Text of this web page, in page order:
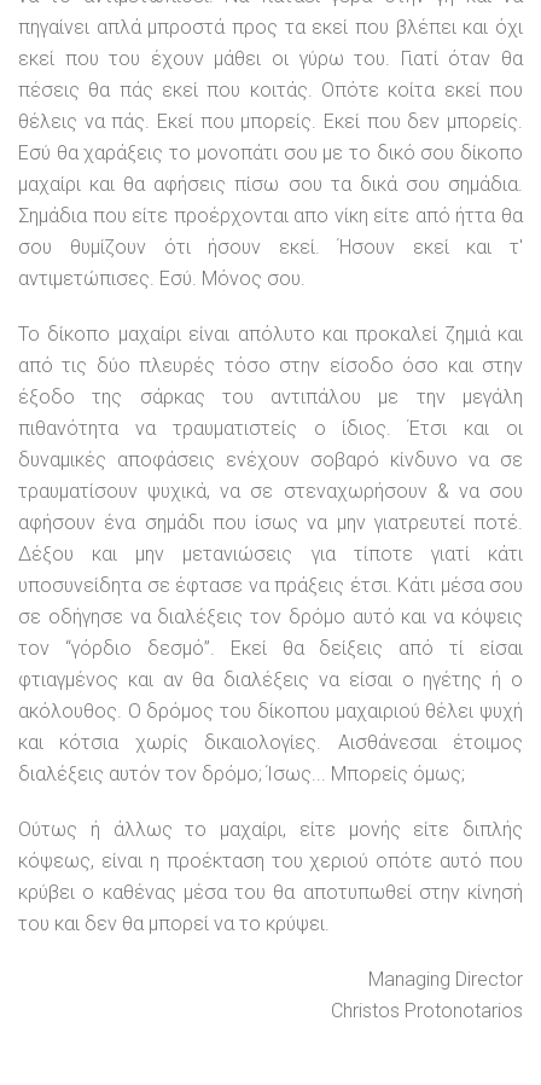
πηγαίνει απλά μπροστά προς τα εκεί που βλέπει και όχι
εκεί που του έχουν μάθει οι γύρω του. Γιατί όταν θα
πέσεις θα πάς εκεί που κοιτάς. Οπότε κοίτα εκεί που
θέλεις να πάς. Εκεί που μπορείς. Εκεί που δεν μπορείς.
Εσύ θα χαράξεις το μονοπάτι σου με το δικό σου δίκοπο
μαχαίρι και θα αφήσεις πίσω σου τα δικά σου σημάδια.
Σημάδια που είτε προέρχονται απο νίκη είτε από ήττα θα
σου θυμίζουν ότι ήσουν εκεί. Ήσουν εκεί και τ'
αντιμετώπισες. Εσύ. Μόνος σου.
Το δίκοπο μαχαίρι είναι απόλυτο και προκαλεί ζημιά και
από τις δύο πλευρές τόσο στην είσοδο όσο και στην
έξοδο της σάρκας του αντιπάλου με την μεγάλη
πιθανότητα να τραυματιστείς ο ίδιος. Έτσι και οι
δυναμικές αποφάσεις ενέχουν σοβαρό κίνδυνο να σε
τραυματίσουν ψυχικά, να σε στεναχωρήσουν & να σου
αφήσουν ένα σημάδι που ίσως να μην γιατρευτεί ποτέ.
Δέξου και μην μετανιώσεις για τίποτε γιατί κάτι
υποσυνείδητα σε έφτασε να πράξεις έτσι. Κάτι μέσα σου
σε οδήγησε να διαλέξεις τον δρόμο αυτό και να κόψεις
τον “γόρδιο δεσμό”. Εκεί θα δείξεις από τί είσαι
φτιαγμένος και αν θα διαλέξεις να είσαι ο ηγέτης ή ο
ακόλουθος. Ο δρόμος του δίκοπου μαχαιριού θέλει ψυχή
και κότσια χωρίς δικαιολογίες. Αισθάνεσαι έτοιμος
διαλέξεις αυτόν τον δρόμο; Ίσως... Μπορείς όμως;
Ούτως ή άλλως το μαχαίρι, είτε μονής είτε διπλής
κόψεως, είναι η προέκταση του χεριού οπότε αυτό που
κρύβει ο καθένας μέσα του θα αποτυπωθεί στην κίνησή
του και δεν θα μπορεί να το κρύψει.
Managing Director
Christos Protonotarios